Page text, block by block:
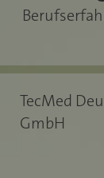
icon-icn-gmbh
TecMed
GmbH